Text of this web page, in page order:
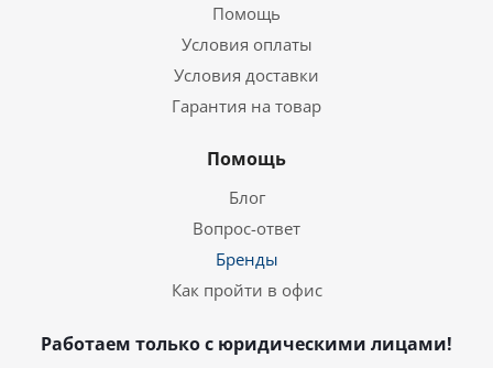
Помощь
Условия оплаты
Условия доставки
Гарантия на товар
Помощь
Блог
Вопрос-ответ
Бренды
Как пройти в офис
Работаем только с юридическими лицами!